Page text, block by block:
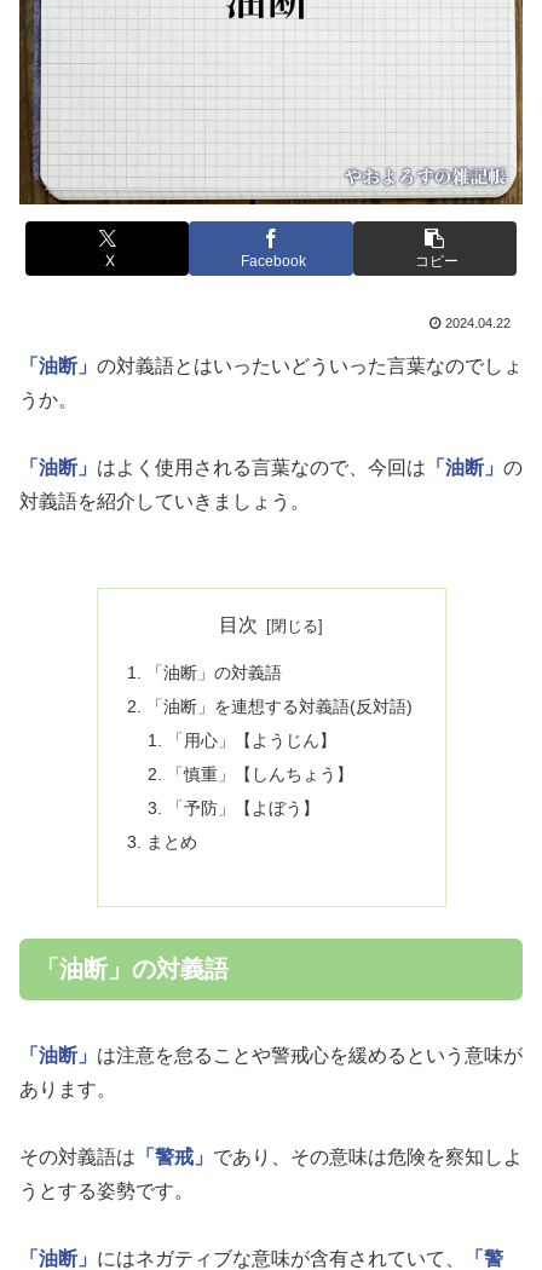
X Facebook コピー
2024.04.22
「油断」 の対義語とはいったいどういった言葉なのでしょ
うか。
「油断」 はよく使用される言葉なので、今回は 「油断」 の
対義語を紹介していきましょう。
目次
「油断」の対義語
「油断」を連想する対義語(反対語)
「用心」【ようじん】
「慎重」【しんちょう】
「予防」【よぼう】
まとめ
「油断」の対義語
「油断」 は注意を怠ることや警戒心を緩めるという意味が
あります。
その対義語は 「警戒」 であり、その意味は危険を察知しよ
うとする姿勢です。
「油断」 にはネガティブな意味が含有されていて、
「警